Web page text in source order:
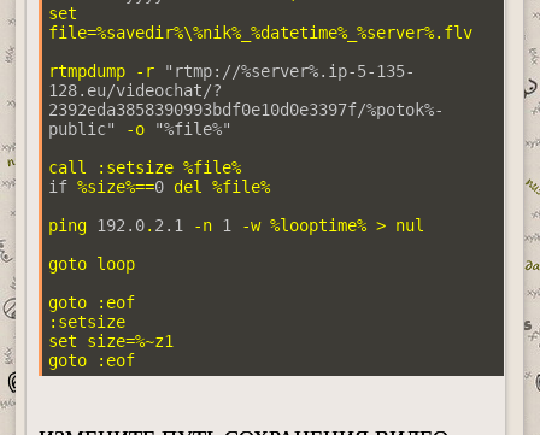
set
file=%savedir%\%nik%_%datetime%_%server%.flv
rtmpdump -r "rtmp://%server%.ip-5-135-
128.eu/videochat/?
2392eda3858390993bdf0e10d0e3397f/%potok%-
public"
-o "%file%"
if %size%==0 del %file%
ping 192.0. 2.1 -n 1
-w %looptime% > nul
goto loop
goto :eof
:setsize
set size=%~z1
goto :eof